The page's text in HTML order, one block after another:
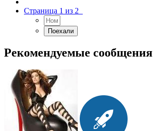
Страница 1 из 2
Рекомендуемые сообщения